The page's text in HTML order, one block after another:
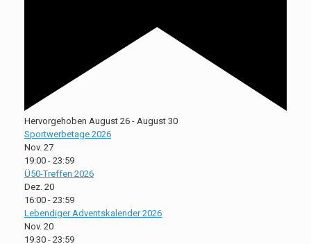
Hervorgehoben August 26 - August 30
Sportwerbetage 2026
Nov. 27
19:00 - 23:59
Ü50-Treffen 2026
Dez. 20
16:00 - 23:59
Lebendiger Adventskalender 2026
Nov. 20
19:30 - 23:59